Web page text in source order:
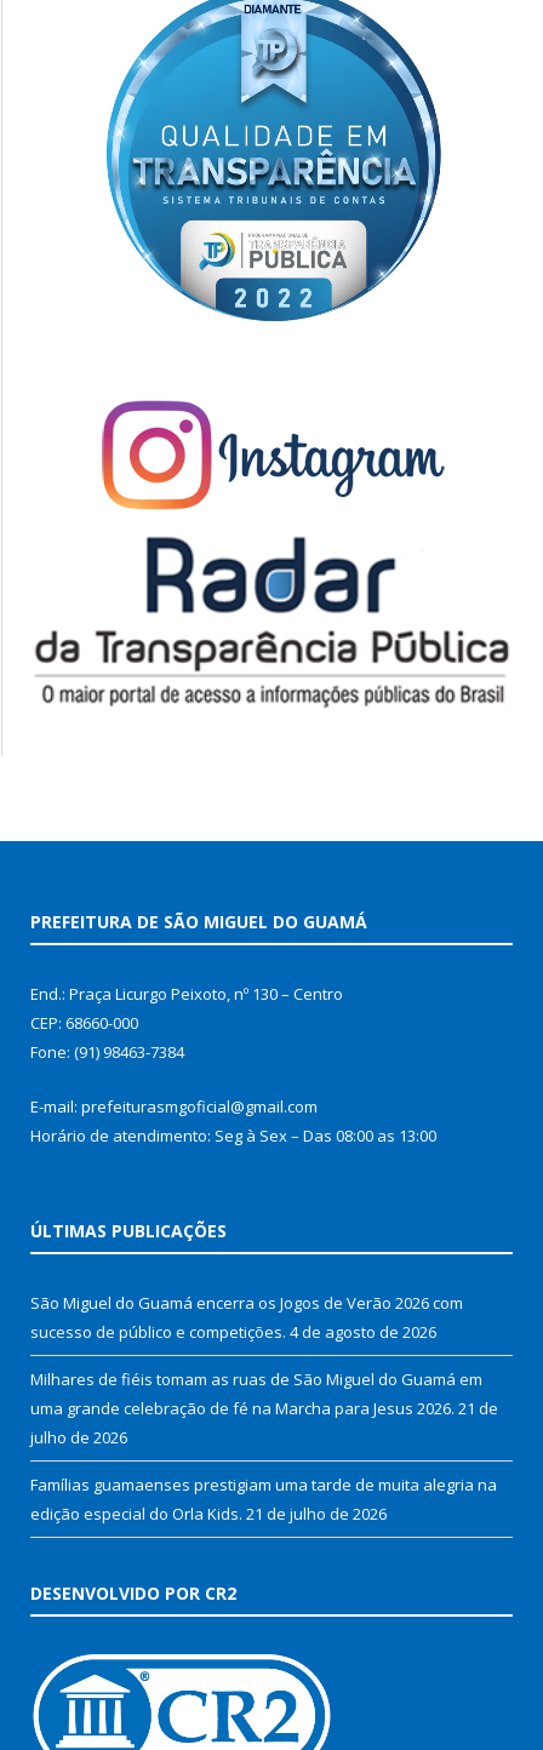
PREFEITURA DE SÃO MIGUEL DO GUAMÁ
End.: Praça Licurgo Peixoto, nº 130 – Centro
CEP: 68660-000
Fone: (91) 98463-7384
E-mail: prefeiturasmgoficial@gmail.com
Horário de atendimento: Seg à Sex – Das 08:00 as 13:00
ÚLTIMAS PUBLICAÇÕES
São Miguel do Guamá encerra os Jogos de Verão 2026 com
sucesso de público e competições. 4 de agosto de 2026
Milhares de fiéis tomam as ruas de São Miguel do Guamá em
uma grande celebração de fé na Marcha para Jesus 2026. 21 de
julho de 2026
Famílias guamaenses prestigiam uma tarde de muita alegria na
edição especial do Orla Kids. 21 de julho de 2026
DESENVOLVIDO POR CR2